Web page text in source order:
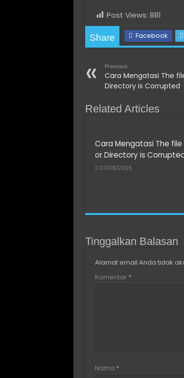
Post Views: 881
Share Facebook
Previous
Cara Mengatasi The
Directory is Corrupted
Related Articles
Cara Mengatasi The file
or Directory is
01/08/2025
Tinggalkan Balasan
Alamat email Anda tidak
Komentar *
Nama *